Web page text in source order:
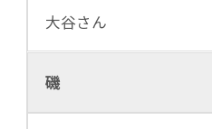
大谷さん
磯